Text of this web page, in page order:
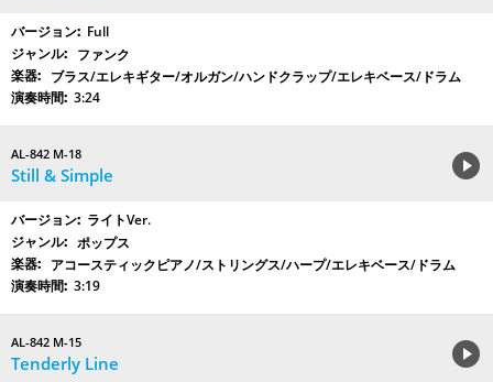
Full
ファンク
ブラス/エレキギター/オルガン/ハンドクラップ/エレキベース/ドラム
3:24
AL-842 M-18
Still & Simple
ライトVer.
ポップス
アコースティックピアノ/ストリングス/ハープ/エレキベース/ドラム
3:19
AL-842 M-15
Tenderly Line